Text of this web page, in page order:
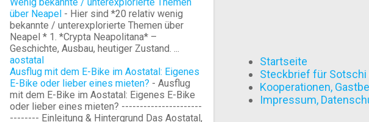
Startseite
Steckbrief für
Kooperationen,
Impressum,
über Neapel - Hier sind *20 relativ wenig
bekannte / unterexplorierte Themen über
Neapel * 1. *Crypta Neapolitana* –
Geschichte, Ausbau, heutiger Zustand. ...
aostatal
Ausflug mit dem E-Bike im Aostatal: Eigenes
E-Bike oder lieber eines mieten? - Ausflug
mit dem E-Bike im Aostatal: Eigenes E-Bike
oder lieber eines mieten? ----------------------
-------- Einleitung & Hintergrund Das Aostatal,